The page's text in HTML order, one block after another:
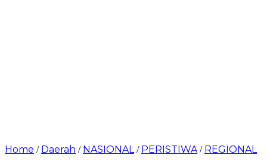
Home / Daerah / NASIONAL / PERISTIWA / REGIONAL